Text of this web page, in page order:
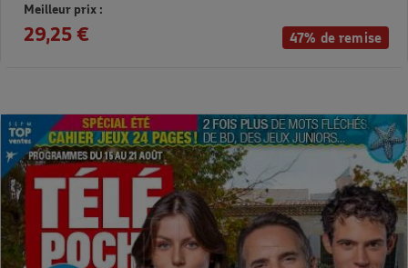
47% de remise
Meilleur prix :
29,25 €